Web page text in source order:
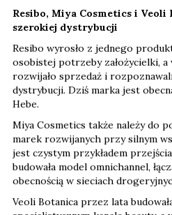
Resibo, Miya Cosmetics i
szerokiej dystrybucji
Resibo wyrosło z jednego
osobistej potrzeby założycielki, a
rozwijało sprzedaż i
dystrybucji. Dziś marka jest
Hebe.
Miya Cosmetics także należy do
marek rozwijanych przy silnym
jest czystym przykładem
budowała model omnichannel,
obecnością w sieciach
Veoli Botanica przez lata